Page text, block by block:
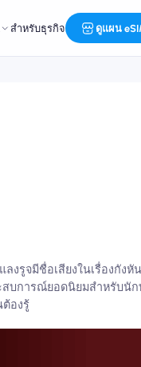
สำหรับธุรกิจ ดูแผน
งรูจมีชื่อเสียงในเรื่องกังหั
สบการณ์ยอดนิยมสำหรับนัก
องรู้